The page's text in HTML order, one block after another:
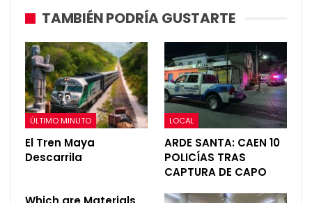
TAMBIÉN PODRÍA GUSTARTE
ÚLTIMO MINUTO
El Tren Maya
Descarrila
LOCAL
ARDE SANTA: CAEN 10
POLICÍAS TRAS
CAPTURA DE CAPO